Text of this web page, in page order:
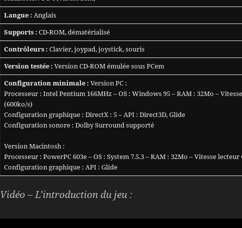
Langue : Anglais
Supports : CD-ROM, dématérialisé
Contrôleurs : Clavier, joypad, joystick, souris
Version testée : Version CD-ROM émulée sous PCem
Configuration minimale : Version PC :
Processeur : Intel Pentium 166MHz – OS : Windows 95 – RAM : 32Mo –
(600ko/s)
Configuration graphique : DirectX : 5 – API : Direct3D, Glide
Configuration sonore : Dolby Surround supporté
Version Macintosh :
Processeur : PowerPC 603e – OS : System 7.5.3 – RAM : 32Mo – Vitesse
Configuration graphique : API : Glide
Vidéo – L’introduction du jeu :